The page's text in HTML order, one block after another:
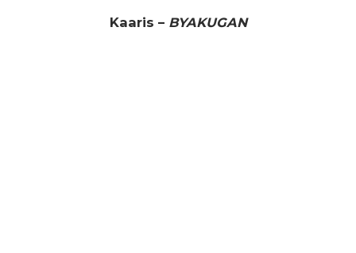
Kaaris – BYAKUGAN